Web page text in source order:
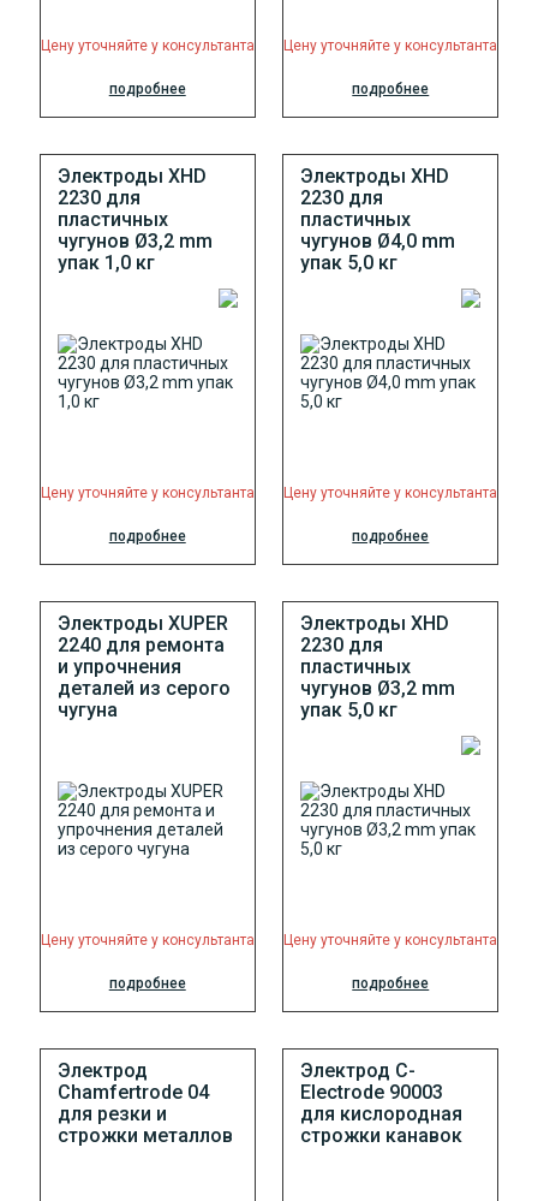
Цену уточняйте у консультанта
подробнее
Цену уточняйте у консультанта
подробнее
Электроды XHD
2230 для
пластичных
чугунов Ø3,2 mm
упак 1,0 кг
Цену уточняйте у консультанта
подробнее
Электроды XHD
2230 для
пластичных
чугунов Ø4,0 mm
упак 5,0 кг
Цену уточняйте у консультанта
подробнее
Электроды XUPER
2240 для ремонта
и упрочнения
деталей из серого
чугуна
Цену уточняйте у консультанта
подробнее
Электроды XHD
2230 для
пластичных
чугунов Ø3,2 mm
упак 5,0 кг
Цену уточняйте у консультанта
подробнее
Электрод
Chamfertrode 04
для резки и
строжки металлов
Электрод C-
Electrode 90003
для кислородная
строжки канавок